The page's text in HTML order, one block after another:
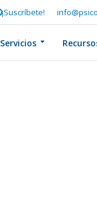
¡Suscríbete!
Servicios